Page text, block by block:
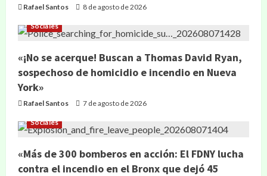
Rafael Santos 8 de agosto de 2026
Sociales
«¡No se acerque! Buscan a Thomas David Ryan,
sospechoso de homicidio e incendio en Nueva
York»
Rafael Santos 7 de agosto de 2026
Sociales
«Más de 300 bomberos en acción: El FDNY lucha
contra el incendio en el Bronx que dejó 45